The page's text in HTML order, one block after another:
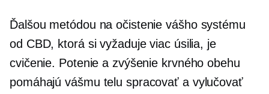
Ďalšou metódou na očistenie vášho systému
od CBD, ktorá si vyžaduje viac úsilia, je
cvičenie. Potenie a zvýšenie krvného obehu
pomáhajú vášmu telu spracovať a vylučovať